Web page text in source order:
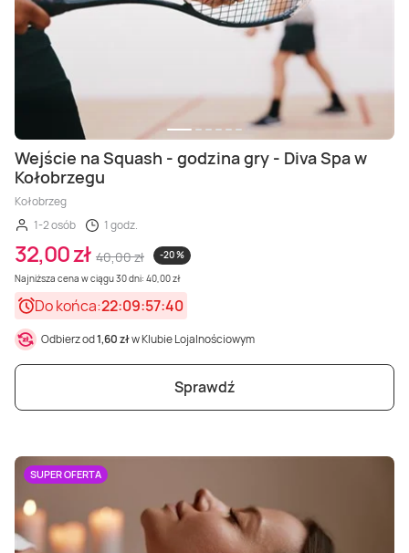
Wejście na Squash - godzina gry - Diva Spa w
Kołobrzegu
Kołobrzeg
1-2 osób
1 godz.
32,00 zł 40,00 zł
-20 %
Najniższa cena w ciągu 30 dni: 40,00 zł
Do końca:22:09:57:38
Odbierz od1,60 złw Klubie Lojalnościowym
Sprawdź
SUPER OFERTA